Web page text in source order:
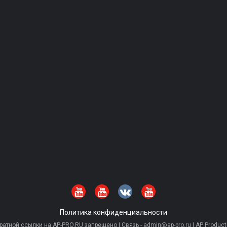
Политика конфиденциальности
ссылки на AP-PRO.RU запрещено | Связь - admin@ap-pro.ru | AP